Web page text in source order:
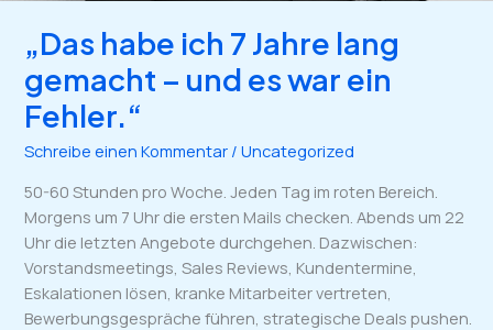
„Das habe ich 7 Jahre lang
gemacht – und es war ein
Fehler.“
Schreibe einen Kommentar / Uncategorized
50-60 Stunden pro Woche. Jeden Tag im roten Bereich.
Morgens um 7 Uhr die ersten Mails checken. Abends um 22
Uhr die letzten Angebote durchgehen. Dazwischen:
Vorstandsmeetings, Sales Reviews, Kundentermine,
Eskalationen lösen, kranke Mitarbeiter vertreten,
Bewerbungsgespräche führen, strategische Deals pushen.
Fehler.“